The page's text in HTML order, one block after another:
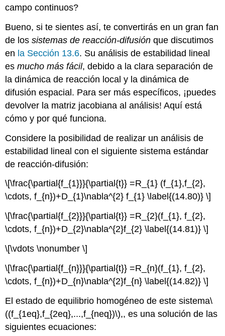
campo continuos?
Bueno, si te sientes así, te convertirás en un gran fan
de lossistemas de reacción-difusión que discutimos
en la Sección 13.6. Su análisis de estabilidad lineal
esmucho más fácil, debido a la clara separación de
la dinámica de reacción local y la dinámica de
difusión espacial. Para ser más específicos, ¡puedes
devolver la matriz jacobiana al análisis! Aquí está
cómo y por qué funciona.
Considere la posibilidad de realizar un análisis de
estabilidad lineal con el siguiente sistema estándar
de reacción-difusión:
\[\frac{\partial{f_{1}}}{\partial{t}} =R_{1} (f_{1},f_{2},
\cdots, f_{n})+D_{1}\nabla^{2} f_{1} \label{(14.80)} \]
\[\frac{\partial{f_{2}}}{\partial{t}} =R_{2}(f_{1}, f_{2},
\cdots, f_{n})+D_{2}\nabla^{2}f_{2} \label{(14.81)} \]
\[\vdots \nonumber \]
\[\frac{\partial{f_{n}}}{\partial{t}} =R_{n}(f_{1}, f_{2},
\cdots, f_{n})+D_{n}\nabla^{2}f_{n} \label{(14.82)} \]
El estado de equilibrio homogéneo de este sistema\
((f_{1eq},f_{2eq},...,f_{neq})\),, es una solución de las
siguientes ecuaciones: